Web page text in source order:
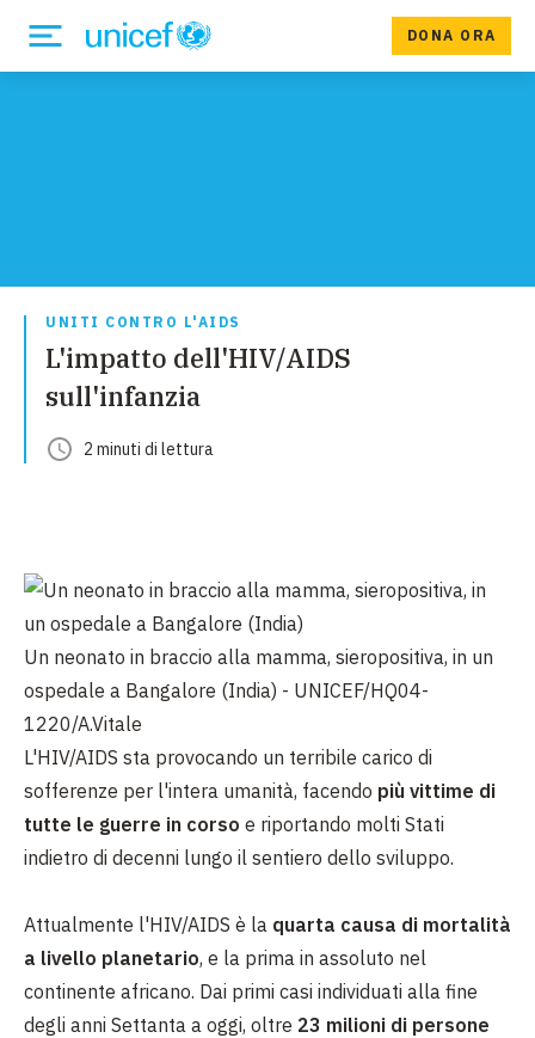
DONA ORA
UNITI CONTRO L'AIDS
L'impatto dell'HIV/AIDS
sull'infanzia
2 minuti di lettura
Un neonato in braccio alla mamma, sieropositiva, in un
ospedale a Bangalore (India) - UNICEF/HQ04-
1220/A.Vitale
L'HIV/AIDS sta provocando un terribile carico di
sofferenze per l'intera umanità, facendo più vittime di
tutte le guerre in corso e riportando molti Stati
indietro di decenni lungo il sentiero dello sviluppo.
Attualmente l'HIV/AIDS è la quarta causa di mortalità
a livello planetario, e la prima in assoluto nel
continente africano. Dai primi casi individuati alla fine
degli anni Settanta a oggi, oltre 23 milioni di persone